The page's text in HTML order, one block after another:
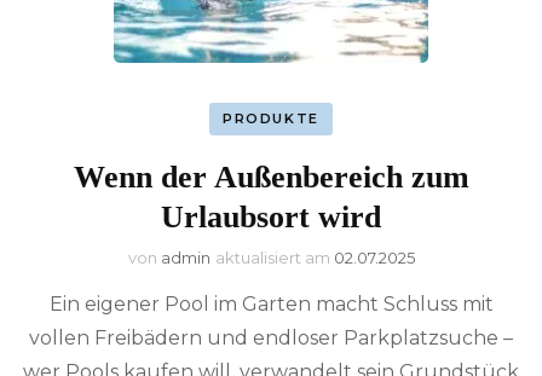
PRODUKTE
Wenn der Außenbereich zum
Urlaubsort wird
von admin aktualisiert am 02.07.2025
Ein eigener Pool im Garten macht Schluss mit
vollen Freibädern und endloser Parkplatzsuche –